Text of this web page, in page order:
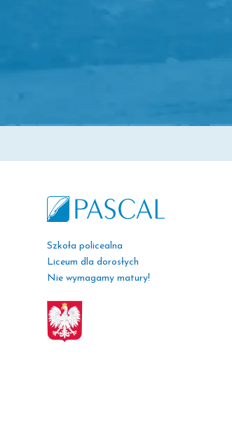
Szkoła policealna
Liceum dla dorosłych
Nie wymagamy matury!